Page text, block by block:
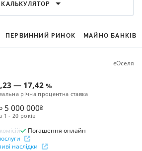
КАЛЬКУЛЯТОР
ПЕРВИННИЙ РИНОК МАЙНО БАНКІВ
єОселя
— 17,42%
річна процентна ставка
5 000 000₴
1 - 20 років
Погашення онлайн
наслідки